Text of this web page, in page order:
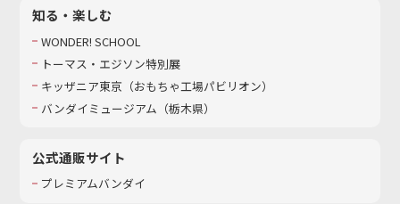
知る・楽しむ
WONDER! SCHOOL
トーマス・エジソン特別展
キッザニア東京（おもちゃ工場パビリオン）​
バンダイミュージアム（栃木県）
公式通販サイト
プレミアムバンダイ